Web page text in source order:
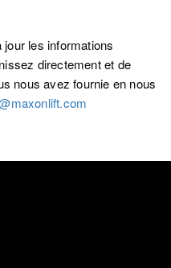
les informations
directement et de
nous avez fournie en nous